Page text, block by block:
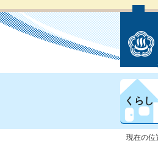
くらし
現在の位